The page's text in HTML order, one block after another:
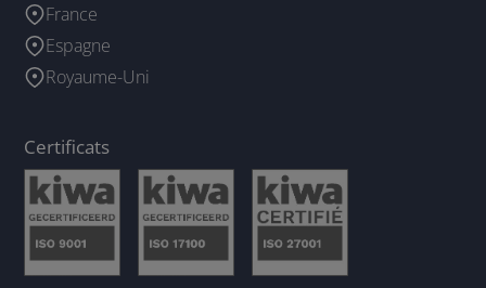
France
Espagne
Royaume-Uni
Certificats